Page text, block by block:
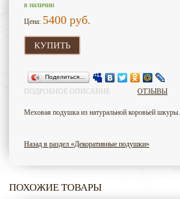
в наличии
Цена: 5400 руб.
КУПИТЬ
Поделиться…
ПОДРОБНОЕ ОПИСАНИЕ ОТЗЫВЫ
Меховая подушка из натуральной коровьей шкуры.
Назад в раздел «Декоративные подушки»
ПОХОЖИЕ ТОВАРЫ